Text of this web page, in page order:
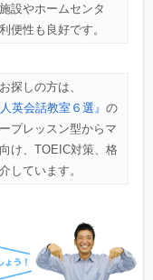
設やホームセンタ
便性も良好です。
探しの方は、
英会話教室６選』 の
プレッスン型からマ
け、TOEIC対策、格
しています。